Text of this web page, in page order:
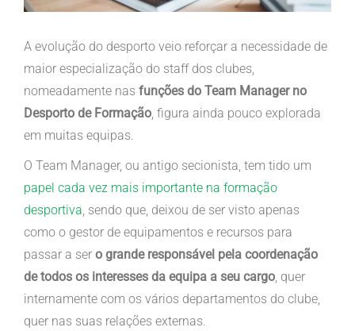
A evolução do desporto veio reforçar a necessidade de
maior especialização do staff dos clubes,
nomeadamente nas funções do Team Manager no
Desporto de Formação, figura ainda pouco explorada
em muitas equipas.
O Team Manager, ou antigo secionista, tem tido um
papel cada vez mais importante na formação
desportiva, sendo que, deixou de ser visto apenas
como o gestor de equipamentos e recursos para
passar a ser o grande responsável pela coordenação
de todos os interesses da equipa a seu cargo, quer
internamente com os vários departamentos do clube,
quer nas suas relações externas.